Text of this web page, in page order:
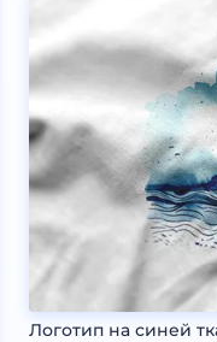
Логотип на синей